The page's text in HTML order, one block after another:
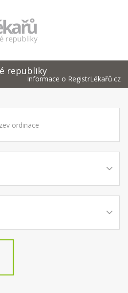
republiky
Informace o RegistrLékařů.cz